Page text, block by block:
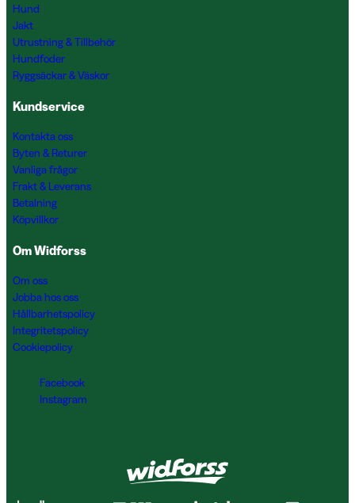
Hund
Jakt
Utrustning & Tillbehör
Hundfoder
Ryggsäckar & Väskor
Kundservice
Kontakta oss
Byten & Returer
Vanliga frågor
Frakt & Leverans
Betalning
Köpvillkor
Om Widforss
Om oss
Jobba hos oss
Hållbarhetspolicy
Integritetspolicy
Cookiepolicy
Facebook
Instagram